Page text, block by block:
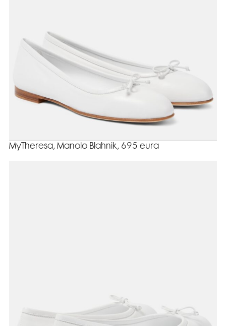
MyTheresa, Manolo Blahnik, 695 eura